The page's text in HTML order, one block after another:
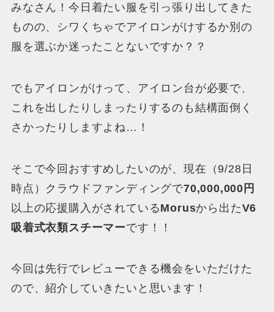
みなさん！今日着たい服を引っ張り出してきた
ものの、シワくちゃでアイロンがけするか別の
服を選ぶか迷ったことないですか？？
でもアイロンがけって、アイロン台が必要で、
これを出したりしまったりするのも結構面倒く
さかったりしますよね…！
そこで今回おすすめしたいのが、現在（9/28日
時点）クラウドファンディングで70,000,000円
以上の応援購入がされているMorusから出たV6
吸着式衣類スチーマーです！！
今回は先行でレビューできる機会をいただけた
ので、紹介していきたいと思います！